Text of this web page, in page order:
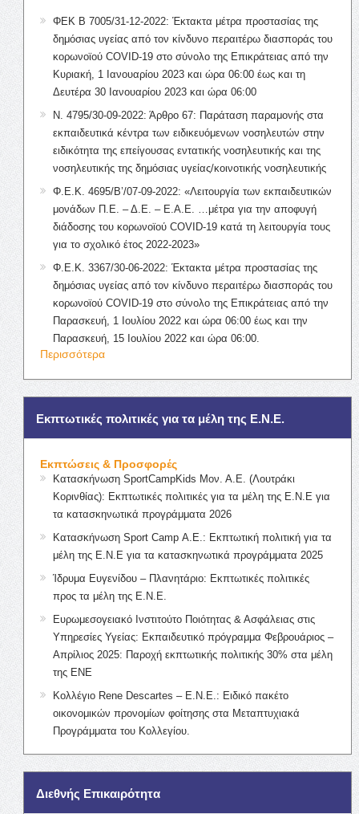
ΦΕΚ Β 7005/31-12-2022: Έκτακτα μέτρα προστασίας της
δημόσιας υγείας από τον κίνδυνο περαιτέρω διασποράς του
κορωνοϊού COVID-19 στο σύνολο της Επικράτειας από την
Κυριακή, 1 Ιανουαρίου 2023 και ώρα 06:00 έως και τη
Δευτέρα 30 Ιανουαρίου 2023 και ώρα 06:00
Ν. 4795/30-09-2022: Άρθρο 67: Παράταση παραμονής στα
εκπαιδευτικά κέντρα των ειδικευόμενων νοσηλευτών στην
ειδικότητα της επείγουσας εντατικής νοσηλευτικής και της
νοσηλευτικής της δημόσιας υγείας/κοινοτικής νοσηλευτικής
Φ.Ε.Κ. 4695/Β’/07-09-2022: «Λειτουργία των εκπαιδευτικών
μονάδων Π.Ε. – Δ.Ε. – Ε.Α.Ε. …μέτρα για την αποφυγή
διάδοσης του κορωνοϊού COVID-19 κατά τη λειτουργία τους
για το σχολικό έτος 2022-2023»
Φ.Ε.Κ. 3367/30-06-2022: Έκτακτα μέτρα προστασίας της
δημόσιας υγείας από τον κίνδυνο περαιτέρω διασποράς του
κορωνοϊού COVID-19 στο σύνολο της Επικράτειας από την
Παρασκευή, 1 Ιουλίου 2022 και ώρα 06:00 έως και την
Παρασκευή, 15 Ιουλίου 2022 και ώρα 06:00.
Περισσότερα
Εκπτωτικές πολιτικές για τα μέλη της Ε.Ν.Ε.
Εκπτώσεις & Προσφορές
Κατασκήνωση SportCampKids Μον. Α.Ε. (Λουτράκι
Κορινθίας): Εκπτωτικές πολιτικές για τα μέλη της Ε.Ν.Ε για
τα κατασκηνωτικά προγράμματα 2026
Κατασκήνωση Sport Camp Α.Ε.: Εκπτωτική πολιτική για τα
μέλη της Ε.Ν.Ε για τα κατασκηνωτικά προγράμματα 2025
Ίδρυμα Ευγενίδου – Πλανητάριο: Εκπτωτικές πολιτικές
προς τα μέλη της Ε.Ν.Ε.
Ευρωμεσογειακό Ινστιτούτο Ποιότητας & Ασφάλειας στις
Υπηρεσίες Υγείας: Εκπαιδευτικό πρόγραμμα Φεβρουάριος –
Απρίλιος 2025: Παροχή εκπτωτικής πολιτικής 30% στα μέλη
της ΕΝΕ
Κολλέγιο Rene Descartes – Ε.Ν.Ε.: Ειδικό πακέτο
οικονομικών προνομίων φοίτησης στα Μεταπτυχιακά
Προγράμματα του Κολλεγίου.
Διεθνής Επικαιρότητα